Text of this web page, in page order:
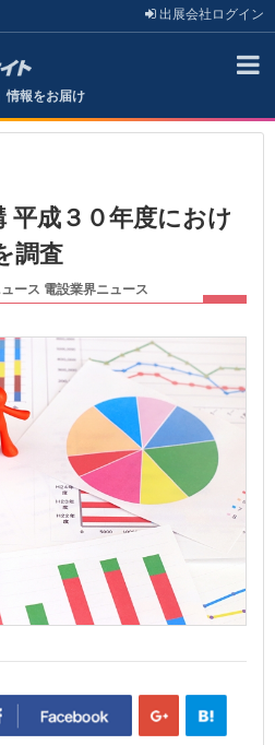
出展会社 ログイン
情報をお届け
平成３０年度におけ
調査
ース 電設業界ニュース